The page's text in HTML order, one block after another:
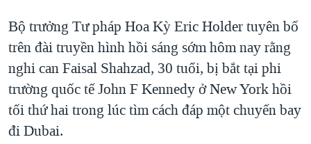
ĐỜI SỐNG
KHOA HỌC
SỨC KHOẺ
VĂN HOÁ
HÀNH TRÌNH BẦU CỬ 2024
MỘT NĂM CHIẾN TRANH TẠI DẢI GAZA
GIẢI MÃ VÀNH ĐAI & CON ĐƯỜNG
NGÀY TỊ NẠN THẾ GIỚI
TRỊNH VĨNH BÌNH - NGƯỜI HẠ 'BÊN THẮNG CUỘC'
NGHE
MẠNG XÃ HỘI
Ngôn ngữ khác
Bộ trưởng Tư pháp Hoa Kỳ Eric Holder tuyên bố
trên đài truyền hình hồi sáng sớm hôm nay rằng
nghi can Faisal Shahzad, 30 tuổi, bị bắt tại phi
trường quốc tế John F Kennedy ở New York hồi
tối thứ hai trong lúc tìm cách đáp một chuyến bay
đi Dubai.